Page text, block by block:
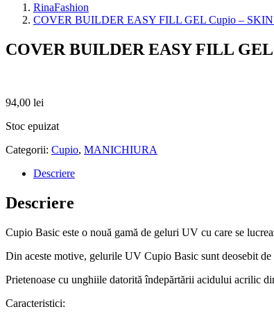
RinaFashion
COVER BUILDER EASY FILL GEL Cupio – SKIN
COVER BUILDER EASY FILL
94,00 lei
Stoc epuizat
Categorii: Cupio, MANICHIURA
Descriere
Descriere
Cupio Basic este o nouă gamă de geluri UV cu care se
Din aceste motive, gelurile UV Cupio Basic sunt deosebit
Prietenoase cu unghiile datorită îndepărtării acidului acrilic
Caracteristici: